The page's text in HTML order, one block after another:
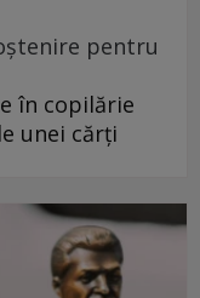
pentru
în copilărie
unei cărți